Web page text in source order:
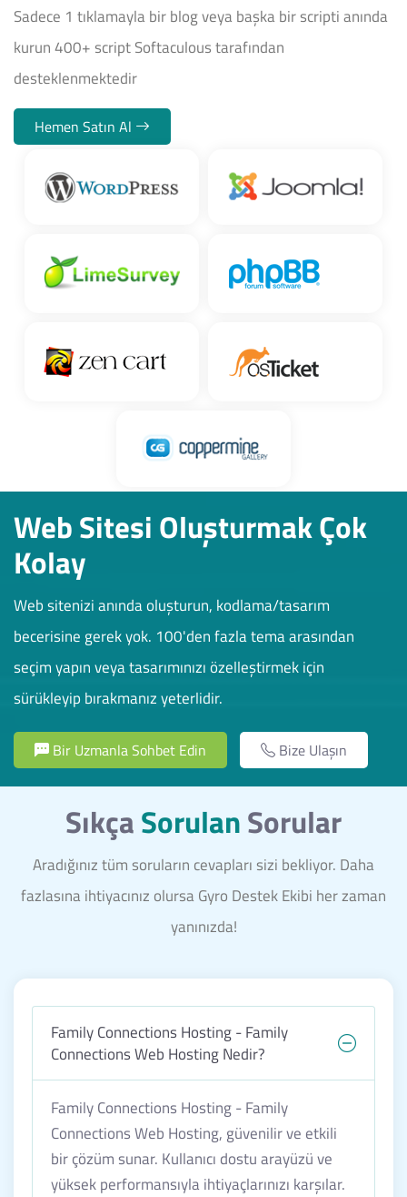
Sadece 1 tıklamayla bir blog veya başka bir scripti anında
kurun 400+ script Softaculous tarafından
desteklenmektedir
Hemen Satın Al
Web Sitesi Oluşturmak Çok
Kolay
Web sitenizi anında oluşturun, kodlama/tasarım
becerisine gerek yok. 100'den fazla tema arasından
seçim yapın veya tasarımınızı özelleştirmek için
sürükleyip bırakmanız yeterlidir.
Bir Uzmanla Sohbet Edin Bize Ulaşın
SıkçaSorulanSorular
Aradığınız tüm soruların cevapları sizi bekliyor. Daha
fazlasına ihtiyacınız olursa Gyro Destek Ekibi her zaman
yanınızda!
Family Connections Hosting - Family
Connections Web Hosting Nedir?
Family Connections Hosting - Family
Connections Web Hosting, güvenilir ve etkili
bir çözüm sunar. Kullanıcı dostu arayüzü ve
yüksek performansıyla ihtiyaçlarınızı karşılar.